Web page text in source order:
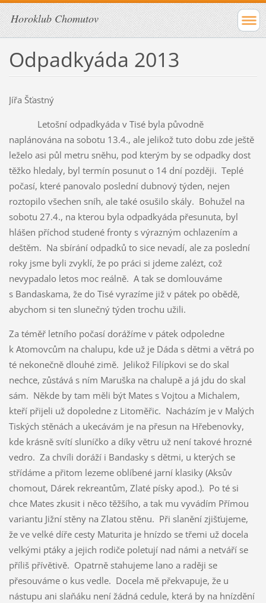
Horoklub Chomutov
Odpadkyáda 2013
Jířa Šťastný
Letošní odpadkyáda v Tisé byla původně
naplánována na sobotu 13.4., ale jelikož tuto dobu zde ještě
leželo asi půl metru sněhu, pod kterým by se odpadky dost
těžko hledaly, byl termín posunut o 14 dní později. Teplé
počasí, které panovalo poslední dubnový týden, nejen
roztopilo všechen sníh, ale také osušilo skály. Bohužel na
sobotu 27.4., na kterou byla odpadkyáda přesunuta, byl
hlášen příchod studené fronty s výrazným ochlazením a
deštěm. Na sbírání odpadků to sice nevadí, ale za poslední
roky jsme byli zvyklí, že po práci si jdeme zalézt, což
nevypadalo letos moc reálně. A tak se domlouváme
s Bandaskama, že do Tisé vyrazíme již v pátek po obědě,
abychom si ten slunečný týden trochu užili.
Za téměř letního počasí dorážíme v pátek odpoledne
k Atomovcům na chalupu, kde už je Dáda s dětmi a větrá po
té nekonečně dlouhé zimě. Jelikož Filípkovi se do skal
nechce, zůstává s ním Maruška na chalupě a já jdu do skal
sám. Někde by tam měli být Mates s Vojtou a Michalem,
kteří přijeli už dopoledne z Litoměřic. Nacházím je v Malých
Tiských stěnách a ukecávám je na přesun na Hřebenovky,
kde krásně svítí sluníčko a díky větru už není takové hrozné
vedro. Za chvíli doráží i Bandasky s dětmi, u kterých se
střídáme a přitom lezeme oblíbené jarní klasiky (Aksův
chomout, Dárek rekreantům, Zlaté písky apod.). Po té si
chce Mates zkusit i něco těžšího, a tak mu vyvádím Přímou
variantu Jižní stěny na Zlatou stěnu. Při slanění zjišťujeme,
že ve velké díře cesty Maturita je hnízdo se třemi už docela
velkými ptáky a jejich rodiče poletují nad námi a netváří se
příliš přívětivě. Opatrně stahujeme lano a raději se
přesouváme o kus vedle. Docela mě překvapuje, že u
nástupu ani slaňáku není žádná cedule, která by na hnízdění